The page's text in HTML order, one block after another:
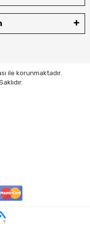
ile korunmaktadır.